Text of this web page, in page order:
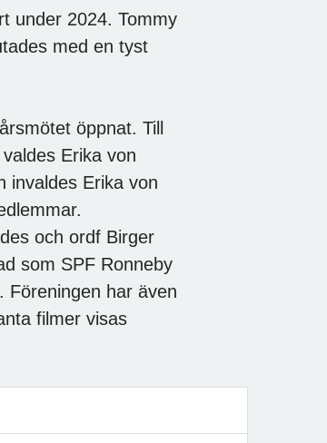
under 2024. Tommy
med en tyst
öppnat. Till
Erika von
invaldes Erika von
och ordf Birger
som SPF Ronneby
Föreningen har även
filmer visas